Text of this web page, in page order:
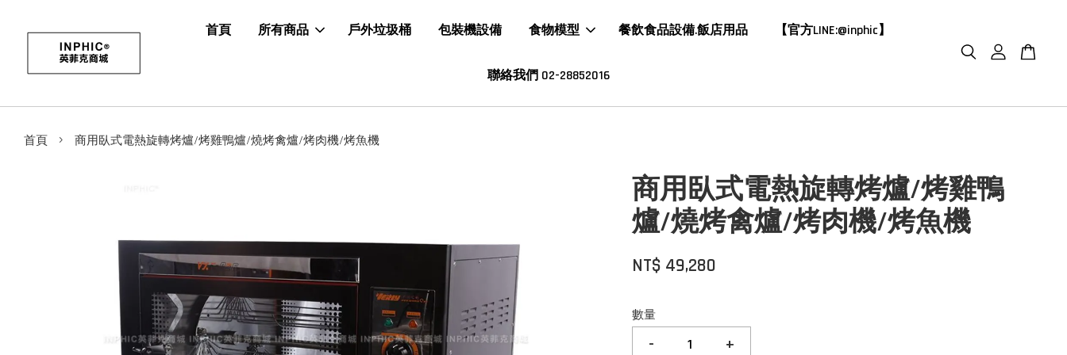
首頁 所有商品 戶外垃圾桶 包裝機設備 食物模型 餐飲食品設備.飯店用品 【官方LINE:@inphic】
聯絡我們 02-28852016
首頁 › 商用臥式電熱旋轉烤爐/烤雞鴨爐/燒烤禽爐/烤肉機/烤魚機
商用臥式電熱旋轉烤爐/烤雞鴨
爐/燒烤禽爐/烤肉機/烤魚機
NT$ 49,280
數量
- +